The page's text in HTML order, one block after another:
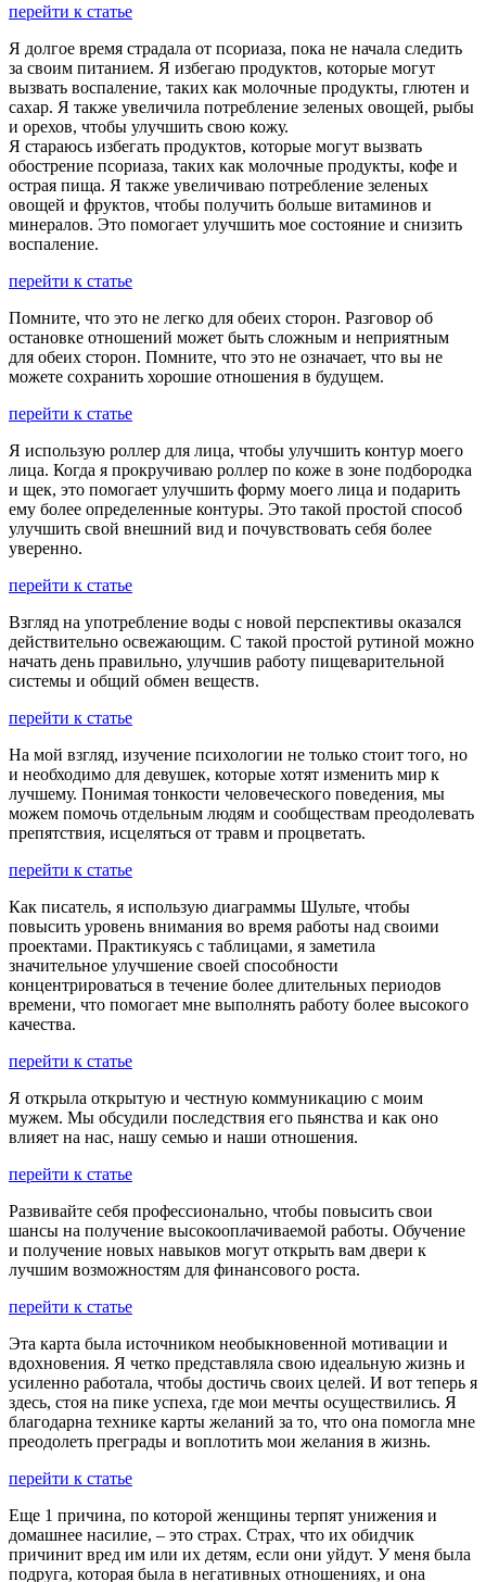
перейти к статье
Я долгое время страдала от псориаза, пока не начала следить
за своим питанием. Я избегаю продуктов, которые могут
вызвать воспаление, таких как молочные продукты, глютен и
сахар. Я также увеличила потребление зеленых овощей, рыбы
и орехов, чтобы улучшить свою кожу.
Я стараюсь избегать продуктов, которые могут вызвать
обострение псориаза, таких как молочные продукты, кофе и
острая пища. Я также увеличиваю потребление зеленых
овощей и фруктов, чтобы получить больше витаминов и
минералов. Это помогает улучшить мое состояние и снизить
воспаление.
перейти к статье
Помните, что это не легко для обеих сторон. Разговор об
остановке отношений может быть сложным и неприятным
для обеих сторон. Помните, что это не означает, что вы не
можете сохранить хорошие отношения в будущем.
перейти к статье
Я использую роллер для лица, чтобы улучшить контур моего
лица. Когда я прокручиваю роллер по коже в зоне подбородка
и щек, это помогает улучшить форму моего лица и подарить
ему более определенные контуры. Это такой простой способ
улучшить свой внешний вид и почувствовать себя более
уверенно.
перейти к статье
Взгляд на употребление воды с новой перспективы оказался
действительно освежающим. С такой простой рутиной можно
начать день правильно, улучшив работу пищеварительной
системы и общий обмен веществ.
перейти к статье
На мой взгляд, изучение психологии не только стоит того, но
и необходимо для девушек, которые хотят изменить мир к
лучшему. Понимая тонкости человеческого поведения, мы
можем помочь отдельным людям и сообществам преодолевать
препятствия, исцеляться от травм и процветать.
перейти к статье
Как писатель, я использую диаграммы Шульте, чтобы
повысить уровень внимания во время работы над своими
проектами. Практикуясь с таблицами, я заметила
значительное улучшение своей способности
концентрироваться в течение более длительных периодов
времени, что помогает мне выполнять работу более высокого
качества.
перейти к статье
Я открыла открытую и честную коммуникацию с моим
мужем. Мы обсудили последствия его пьянства и как оно
влияет на нас, нашу семью и наши отношения.
перейти к статье
Развивайте себя профессионально, чтобы повысить свои
шансы на получение высокооплачиваемой работы. Обучение
и получение новых навыков могут открыть вам двери к
лучшим возможностям для финансового роста.
перейти к статье
Эта карта была источником необыкновенной мотивации и
вдохновения. Я четко представляла свою идеальную жизнь и
усиленно работала, чтобы достичь своих целей. И вот теперь я
здесь, стоя на пике успеха, где мои мечты осуществились. Я
благодарна технике карты желаний за то, что она помогла мне
преодолеть преграды и воплотить мои желания в жизнь.
перейти к статье
Еще 1 причина, по которой женщины терпят унижения и
домашнее насилие, – это страх. Страх, что их обидчик
причинит вред им или их детям, если они уйдут. У меня была
подруга, которая была в негативных отношениях, и она